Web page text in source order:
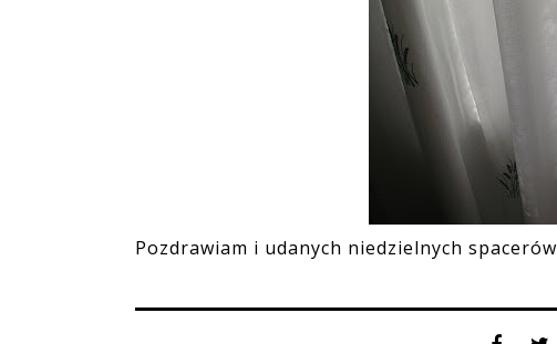
Pozdrawiam i udanych niedzielnych spacerów